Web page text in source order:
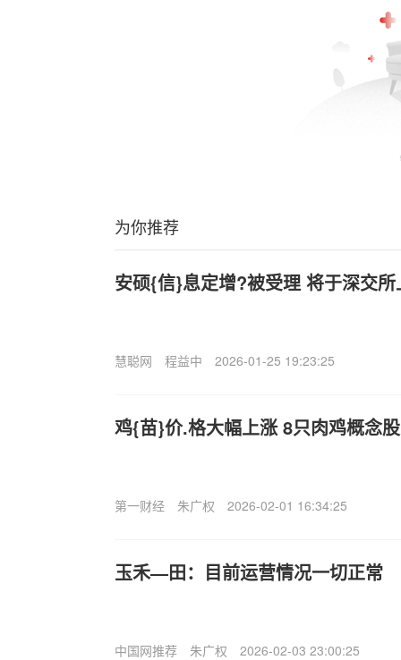
为你推荐
安硕{信}息定增?被受理 将于深交所
慧聪网 程益中 2026-01-25 19:23:25
鸡{苗}价.格大幅上涨 8只肉鸡概念
第一财经 朱广权 2026-02-01 16:34:25
玉禾—田：目前运营情况一切正常
中国网推荐 朱广权 2026-02-03 23:00:25